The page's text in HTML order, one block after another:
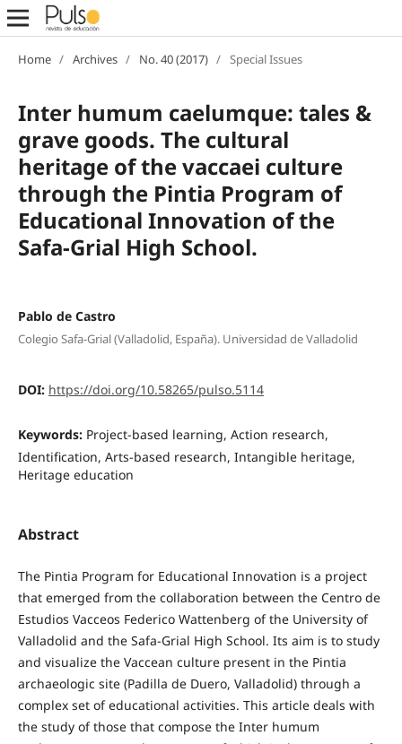
Home / Archives / No. 40 (2017) / Special Issues
Inter humum caelumque: tales &
grave goods. The cultural
heritage of the vaccaei culture
through the Pintia Program of
Educational Innovation of the
Safa-Grial High School.
Pablo de Castro
Colegio Safa-Grial (Valladolid, España). Universidad de Valladolid
DOI: https://doi.org/10.58265/pulso.5114
Keywords: Project-based learning, Action research,
Identification, Arts-based research, Intangible heritage,
Heritage education
Abstract
The Pintia Program for Educational Innovation is a project
that emerged from the collaboration between the Centro de
Estudios Vacceos Federico Wattenberg of the University of
Valladolid and the Safa-Grial High School. Its aim is to study
and visualize the Vaccean culture present in the Pintia
archaeologic site (Padilla de Duero, Valladolid) through a
complex set of educational activities. This article deals with
the study of those that compose the Inter humum